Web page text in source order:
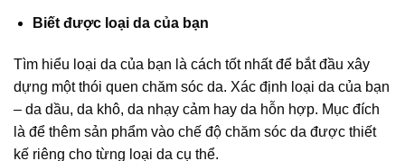
Biết được loại da của bạn
Tìm hiểu loại da của bạn là cách tốt nhất để bắt đầu xây
dựng một thói quen chăm sóc da. Xác định loại da của bạn
– da dầu, da khô, da nhạy cảm hay da hỗn hợp. Mục đích
là để thêm sản phẩm vào chế độ chăm sóc da được thiết
kế riêng cho từng loại da cụ thể.